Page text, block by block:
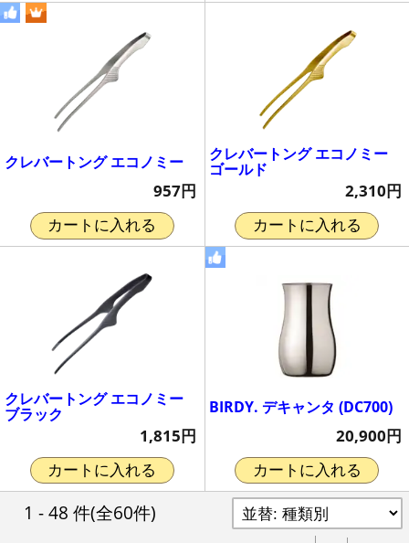
クレバートング エコノミー
957円
カートに入れる
クレバートング エコノミー
ゴールド
2,310円
カートに入れる
クレバートング エコノミー
ブラック
1,815円
カートに入れる
BIRDY. デキャンタ (DC700)
20,900円
カートに入れる
1 - 48 件(全60件)